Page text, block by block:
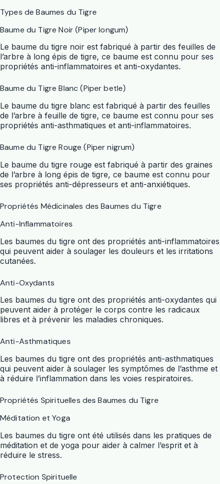
Types de Baumes du Tigre
Baume du Tigre Noir (Piper longum)
Le baume du tigre noir est fabriqué à partir des feuilles de
l’arbre à long épis de tigre, ce baume est connu pour ses
propriétés anti-inflammatoires et anti-oxydantes.
Baume du Tigre Blanc (Piper betle)
Le baume du tigre blanc est fabriqué à partir des feuilles
de l’arbre à feuille de tigre, ce baume est connu pour ses
propriétés anti-asthmatiques et anti-inflammatoires.
Baume du Tigre Rouge (Piper nigrum)
Le baume du tigre rouge est fabriqué à partir des graines
de l’arbre à long épis de tigre, ce baume est connu pour
ses propriétés anti-dépresseurs et anti-anxiétiques.
Propriétés Médicinales des Baumes du Tigre
Anti-Inflammatoires
Les baumes du tigre ont des propriétés anti-inflammatoires
qui peuvent aider à soulager les douleurs et les irritations
cutanées.
Anti-Oxydants
Les baumes du tigre ont des propriétés anti-oxydantes qui
peuvent aider à protéger le corps contre les radicaux
libres et à prévenir les maladies chroniques.
Anti-Asthmatiques
Les baumes du tigre ont des propriétés anti-asthmatiques
qui peuvent aider à soulager les symptômes de l’asthme et
à réduire l’inflammation dans les voies respiratoires.
Propriétés Spirituelles des Baumes du Tigre
Méditation et Yoga
Les baumes du tigre ont été utilisés dans les pratiques de
méditation et de yoga pour aider à calmer l’esprit et à
réduire le stress.
Protection Spirituelle